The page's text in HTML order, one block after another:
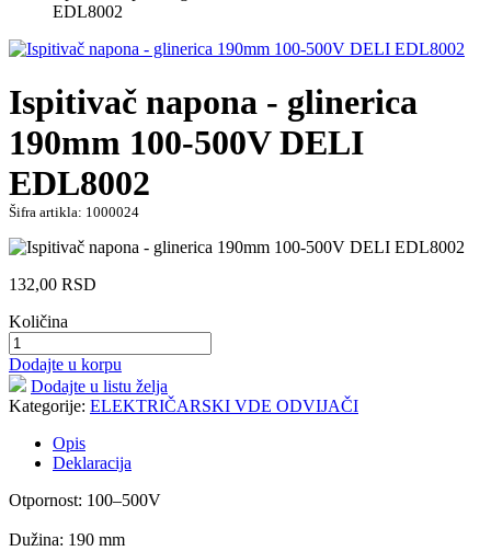
EDL8002
Ispitivač napona - glinerica
190mm 100-500V DELI
EDL8002
Šifra artikla: 1000024
132,00 RSD
Količina
Dodajte u korpu
Dodajte u listu želja
Kategorije: ELEKTRIČARSKI VDE ODVIJAČI
Opis
Deklaracija
Otpornost: 100–500V
Dužina: 190 mm